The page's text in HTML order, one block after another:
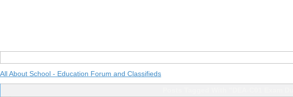
All About School - Education Forum and Classifieds